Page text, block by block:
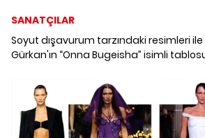
SANATÇILAR
Soyut dışavurum tarzındaki resimleri
Gürkan'ın “Onna Bugeisha” isimli